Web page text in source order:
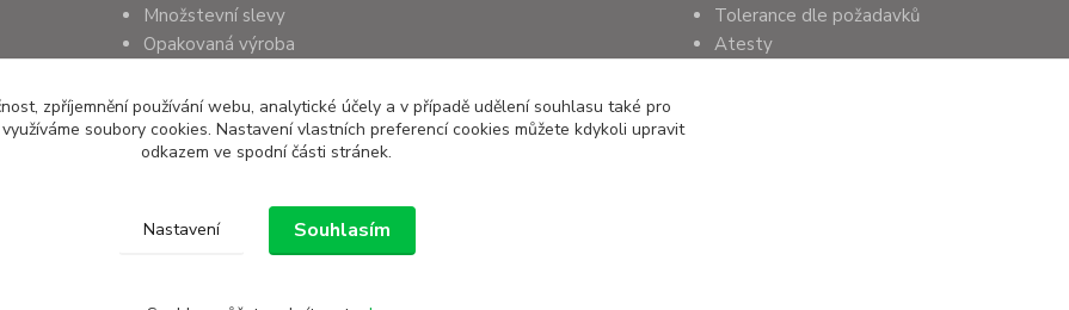
Množstevní slevy
Opakovaná výroba
Tolerance dle požadavků
Atesty
zpříjemnění používání webu, analytické účely a v případě udělení souhlasu také pro
soubory cookies. Nastavení vlastních preferencí cookies můžete kdykoli upravit
odkazem ve spodní části stránek.
Nastavení Souhlasím